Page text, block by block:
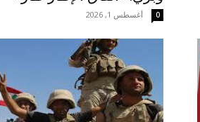
أغسطس 1, 2026 0